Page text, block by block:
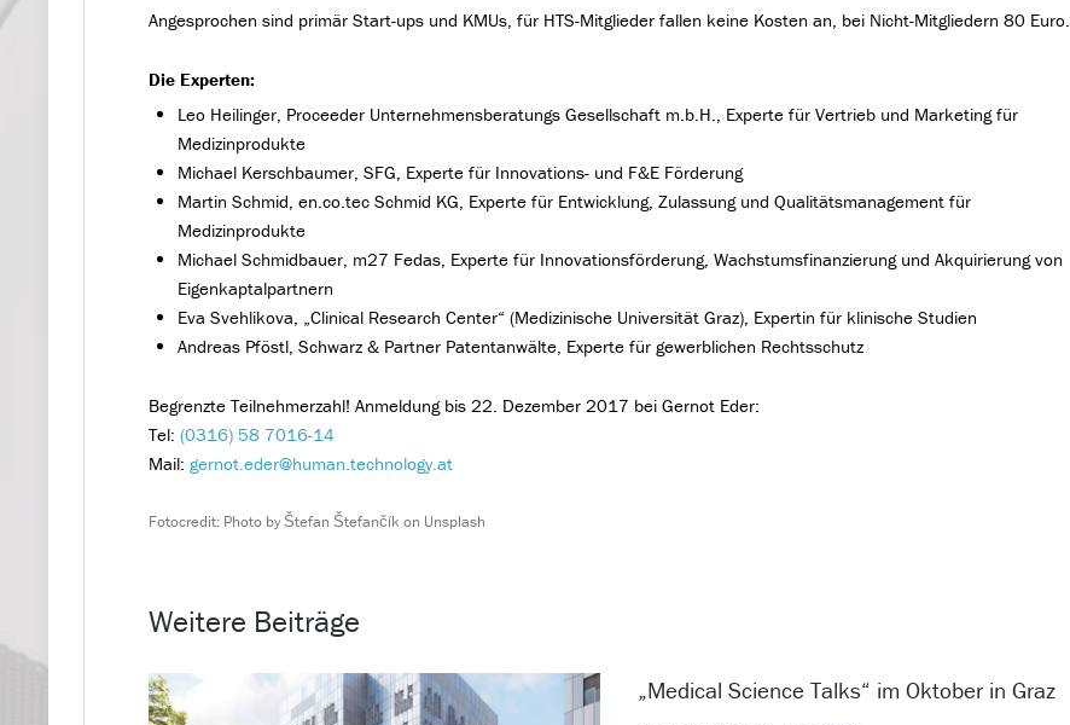
Angesprochen sind primär Start-ups und KMUs, für HTS-Mitglieder fallen keine Kosten an, bei Nicht-Mitgliedern 80 Euro.
Die Experten:
Leo Heilinger, Proceeder Unternehmensberatungs Gesellschaft m.b.H., Experte für Vertrieb und Marketing für
Medizinprodukte
Michael Kerschbaumer, SFG, Experte für Innovations- und F&E Förderung
Martin Schmid, en.co.tec Schmid KG, Experte für Entwicklung, Zulassung und Qualitätsmanagement für
Medizinprodukte
Michael Schmidbauer, m27 Fedas, Experte für Innovationsförderung, Wachstumsfinanzierung und Akquirierung von
Eigenkaptalpartnern
Eva Svehlikova, „Clinical Research Center“ (Medizinische Universität Graz), Expertin für klinische Studien
Andreas Pföstl, Schwarz & Partner Patentanwälte, Experte für gewerblichen Rechtsschutz
Begrenzte Teilnehmerzahl! Anmeldung bis 22. Dezember 2017 bei Gernot Eder:
Tel:(0316) 58 7016-14
Mail:gernot.eder@human.technology.at
Fotocredit: Photo by Štefan Štefančík on Unsplash
Weitere Beiträge
„Medical Science Talks“ im Oktober in Graz